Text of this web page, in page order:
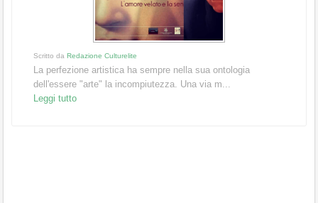
Scritto da Redazione Culturelite
La perfezione artistica ha sempre nella sua ontologia
dell'essere "arte" la incompiutezza. Una via m...
Leggi tutto